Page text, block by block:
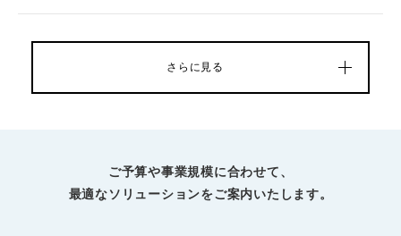
さらに見る
ご予算や事業規模に合わせて、
最適なソリューションをご案内いたします。